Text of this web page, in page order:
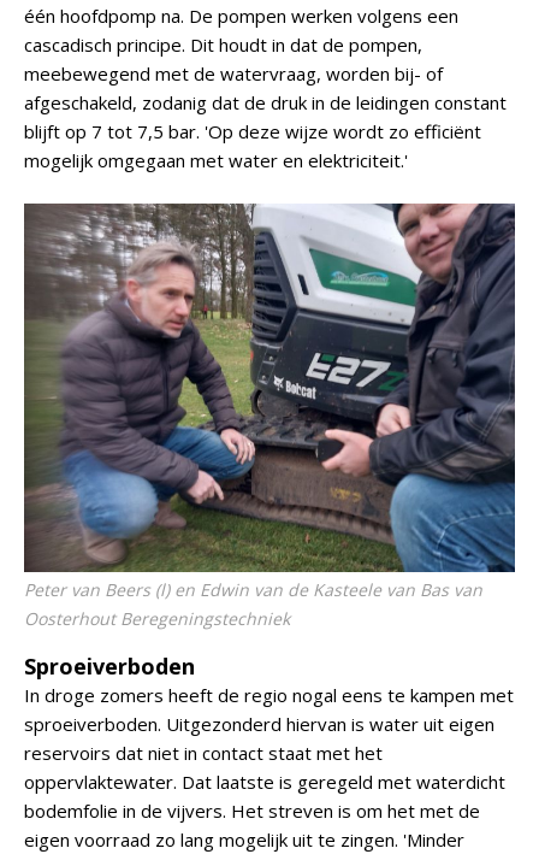
één hoofdpomp na. De pompen werken volgens een
cascadisch principe. Dit houdt in dat de pompen,
meebewegend met de watervraag, worden bij- of
afgeschakeld, zodanig dat de druk in de leidingen constant
blijft op 7 tot 7,5 bar. 'Op deze wijze wordt zo efficiënt
mogelijk omgegaan met water en elektriciteit.'
Peter van Beers (l) en Edwin van de Kasteele van Bas van
Oosterhout Beregeningstechniek
Sproeiverboden
In droge zomers heeft de regio nogal eens te kampen met
sproeiverboden. Uitgezonderd hiervan is water uit eigen
reservoirs dat niet in contact staat met het
oppervlaktewater. Dat laatste is geregeld met waterdicht
bodemfolie in de vijvers. Het streven is om het met de
eigen voorraad zo lang mogelijk uit te zingen. 'Minder